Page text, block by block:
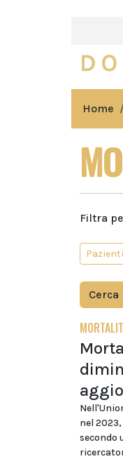
Home
Filtra
Pazienti
Cerca
nel
secondo